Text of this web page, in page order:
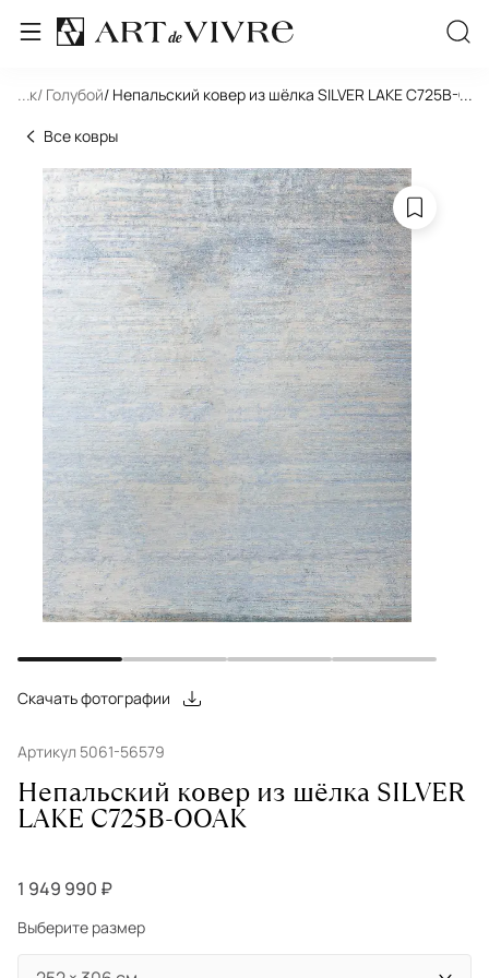
... / Голубой/ Непальский ковер из шёлка SILVER LAKE C725B-...
Все ковры
Скачать фотографии
Артикул 5061-56579
Непальский ковер из шёлка SILVER
LAKE C725B-OOAK
1 949 990 ₽
Выберите размер